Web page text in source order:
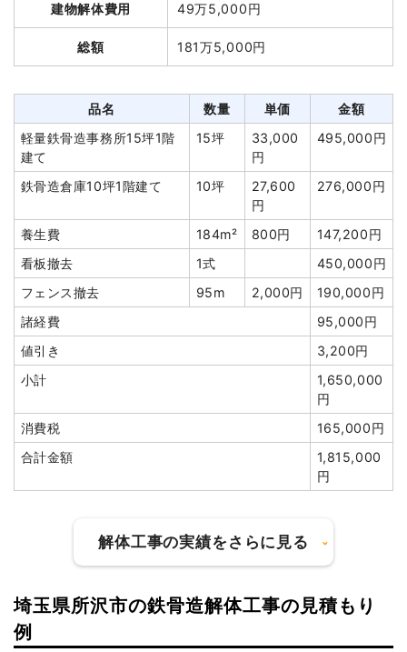
木造住宅15坪2階建て
15坪 55,000円
825,000円
126m² 700円
値引き
34,109円
小計
909,091円
合計金額
1,000,000円
建物の種類/構造 木造アパート2階建て
坪数 84坪
総額 390万円
木造アパート84坪2階建
84坪
27,993
2,351,440
アスベスト撤去
8m³
35,000
280,000円
建物解体費用 49万5,000円
総額 181万5,000円
品名 数量 単価
金額
軽量鉄骨造事務所15坪1階
建て
15坪
33,000
円
495,000円
鉄骨造倉庫10坪1階建て 10坪
27,600
円
276,000円
養生費 184m² 800円
147,200円
看板撤去
1式
450,000円
フェンス撤去
95m 2,000円
190,000円
諸経費
95,000円
値引き
3,200円
小計
1,650,000
円
消費税
165,000円
合計金額
1,815,000
円
解体工事の実績をさらに見る
埼玉県所沢市の鉄骨造解体工事の見積もり
例